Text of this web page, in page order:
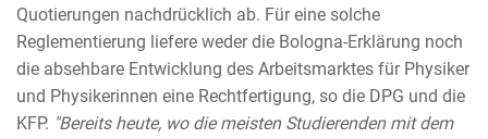
Quotierungen nachdrücklich ab. Für eine solche
Reglementierung liefere weder die Bologna-Erklärung noch
die absehbare Entwicklung des Arbeitsmarktes für Physiker
und Physikerinnen eine Rechtfertigung, so die DPG und die
KFP. "Bereits heute, wo die meisten Studierenden mit dem